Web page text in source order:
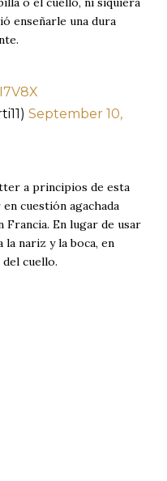
enseñarle una dura
September 10,
a principios de esta
cuestión agachada
Francia. En lugar de usar
la nariz y la boca, en
cuello.